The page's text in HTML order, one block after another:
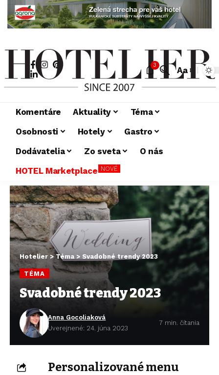
3
Aa
Komentáre Aktuality
Téma
Osobnosti
Hotely
Gastro
Dodávatelia
Zo sveta
O nás
HOTEL Marketplace NOVÉ
Hotelier >Téma > Svadobné trendy 2023
TÉMA
Svadobné trendy 2023
Anna Gocoliaková
Uverejnené: 24. júna 2023
7 min. čítania
Personalizované menu